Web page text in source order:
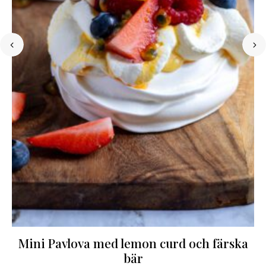
Mini Pavlova med lemon curd och färska
bär